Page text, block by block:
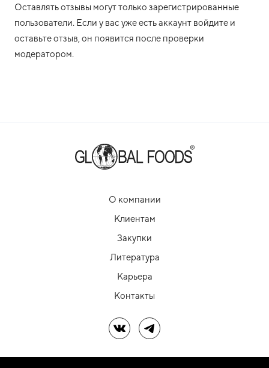
Оставлять отзывы могут только зарегистрированные
пользователи. Если у вас уже есть аккаунт войдите и
оставьте отзыв, он появится после проверки
модератором.
О компании
Клиентам
Закупки
Литература
Карьера
Контакты
Мы в ВКМы в Telegram